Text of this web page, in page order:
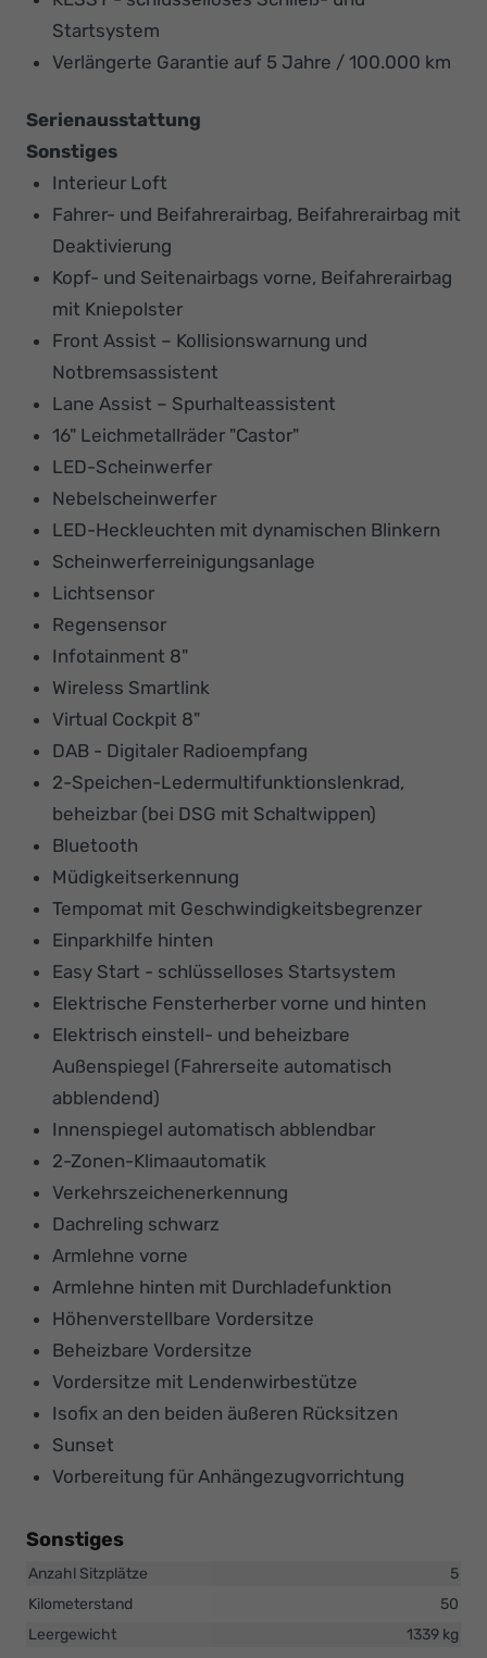
Startsystem
Verlängerte Garantie auf 5 Jahre / 100.000 km
Serienausstattung
Sonstiges
Interieur Loft
Fahrer- und Beifahrerairbag, Beifahrerairbag mit
Deaktivierung
Kopf- und Seitenairbags vorne, Beifahrerairbag
mit Kniepolster
Front Assist – Kollisionswarnung und
Notbremsassistent
Lane Assist – Spurhalteassistent
16" Leichmetallräder "Castor"
LED-Scheinwerfer
Nebelscheinwerfer
LED-Heckleuchten mit dynamischen Blinkern
Scheinwerferreinigungsanlage
Lichtsensor
Regensensor
Infotainment 8"
Wireless Smartlink
Virtual Cockpit 8"
DAB - Digitaler Radioempfang
2-Speichen-Ledermultifunktionslenkrad,
beheizbar (bei DSG mit Schaltwippen)
Bluetooth
Müdigkeitserkennung
Tempomat mit Geschwindigkeitsbegrenzer
Einparkhilfe hinten
Easy Start - schlüsselloses Startsystem
Elektrische Fensterherber vorne und hinten
Elektrisch einstell- und beheizbare
Außenspiegel (Fahrerseite automatisch
abblendend)
Innenspiegel automatisch abblendbar
2-Zonen-Klimaautomatik
Verkehrszeichenerkennung
Dachreling schwarz
Armlehne vorne
Armlehne hinten mit Durchladefunktion
Höhenverstellbare Vordersitze
Beheizbare Vordersitze
Vordersitze mit Lendenwirbestütze
Isofix an den beiden äußeren Rücksitzen
Sunset
Vorbereitung für Anhängezugvorrichtung
Sonstiges
Anzahl Sitzplätze
5
Kilometerstand
50
Leergewicht
1339 kg